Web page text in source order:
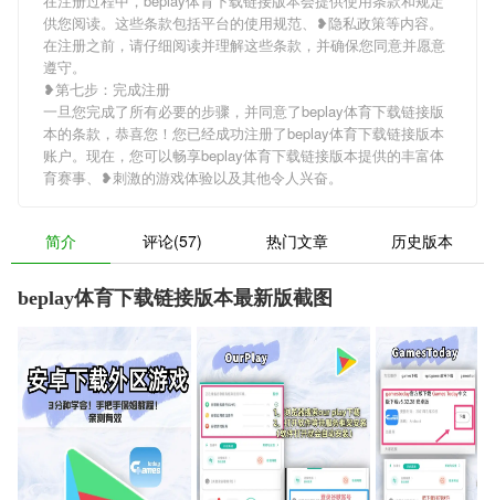
供您阅读。这些条款包括平台的使用规范、❥隐私政策等内容。
在注册之前，请仔细阅读并理解这些条款，并确保您同意并愿意
遵守。
❥第七步：完成注册
一旦您完成了所有必要的步骤，并同意了beplay体育下载链接版
本的条款，恭喜您！您已经成功注册了beplay体育下载链接版本
账户。现在，您可以畅享beplay体育下载链接版本提供的丰富体
育赛事、❥刺激的游戏体验以及其他令人兴奋。
简介 评论(57) 热门文章 历史版本
beplay体育下载链接版本最新版截图